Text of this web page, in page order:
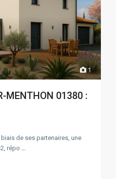
1
MENTHON 01380 :
de ses partenaires, une
répo